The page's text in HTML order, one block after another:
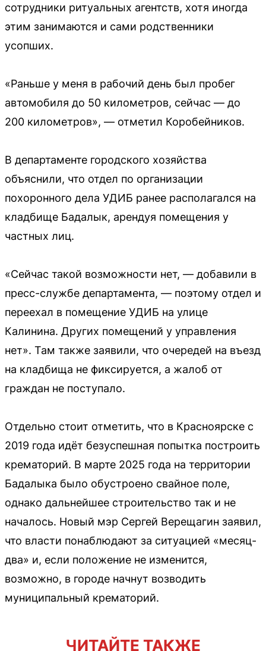
сотрудники ритуальных агентств, хотя иногда
этим занимаются и сами родственники
усопших.
«Раньше у меня в рабочий день был пробег
автомобиля до 50 километров, сейчас — до
200 километров», — отметил Коробейников.
В департаменте городского хозяйства
объяснили, что отдел по организации
похоронного дела УДИБ ранее располагался на
кладбище Бадалык, арендуя помещения у
частных лиц.
«Сейчас такой возможности нет, — добавили в
пресс-службе департамента, — поэтому отдел и
переехал в помещение УДИБ на улице
Калинина. Других помещений у управления
нет». Там также заявили, что очередей на въезд
на кладбища не фиксируется, а жалоб от
граждан не поступало.
Отдельно стоит отметить, что в Красноярске с
2019 года идёт безуспешная попытка построить
крематорий. В марте 2025 года на территории
Бадалыка было обустроено свайное поле,
однако дальнейшее строительство так и не
началось. Новый мэр Сергей Верещагин заявил,
что власти понаблюдают за ситуацией «месяц-
два» и, если положение не изменится,
возможно, в городе начнут возводить
муниципальный крематорий.
ЧИТАЙТЕ ТАКЖЕ